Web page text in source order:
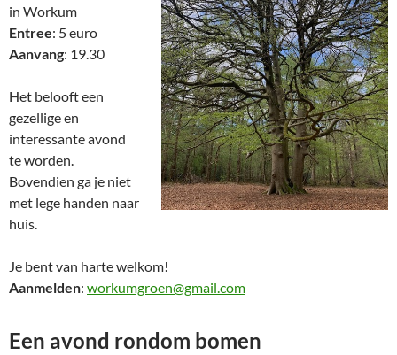
in Workum
Entree: 5 euro
Aanvang: 19.30
Het belooft een
gezellige en
interessante avond
te worden.
Bovendien ga je niet
met lege handen naar
huis.
Je bent van harte welkom!
Aanmelden: workumgroen@gmail.com
Een avond rondom bomen